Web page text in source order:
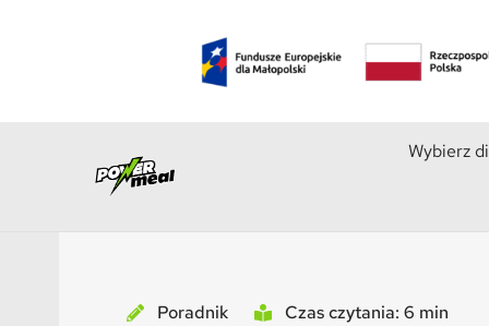
Wybierz
Poradnik Czas czytania: 6 min